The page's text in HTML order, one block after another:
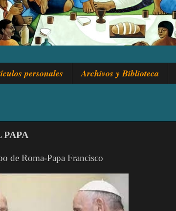
personales Archivos y Biblioteca
de Roma-Papa Francisco